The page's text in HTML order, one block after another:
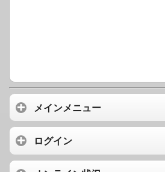
メインメニュー
ログイン